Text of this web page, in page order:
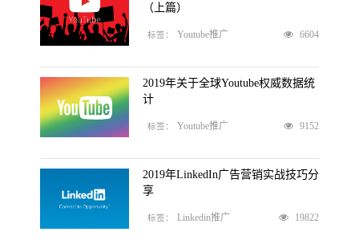
（上篇）
标签： Youtube推广 6604
2019年关于全球Youtube权威数据统
计
标签： Youtube推广 9152
2019年LinkedIn广告营销实战技巧分
享
标签： Linkedin推广 19822